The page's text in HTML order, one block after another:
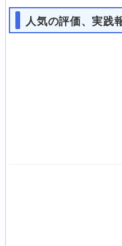
人気の評価、実践